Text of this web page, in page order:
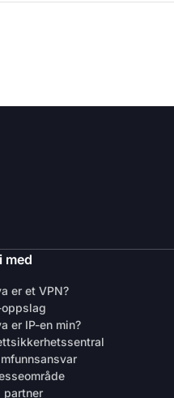
med
er et VPN?
oppslag
er IP-en min?
partner